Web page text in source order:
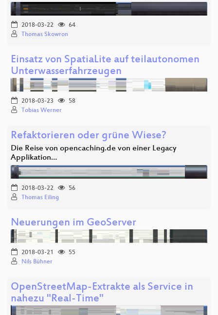
2018-03-22
64
Thomas Skowron
Einsatz von SpatiaLite auf teilautonomen
Unterwasserfahrzeugen
2018-03-23
58
Tobias Werner
Refaktorieren oder grüne Wiese?
Die Reise von opencaching.de von einer Legacy
Applikation…
2018-03-22
56
Thomas Eiling
Neuerungen im GeoServer
2018-03-21
55
Nils Bühner
OpenStreetMap-Extrakte als Service in
nahezu "Real-Time"